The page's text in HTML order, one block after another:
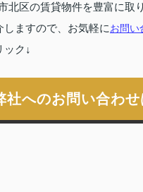
北区の賃貸物件を豊富に取
ますので、お気軽にお問い
ック↓
社へのお問い合わせ